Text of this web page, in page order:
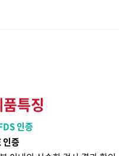
특징
인증
인증